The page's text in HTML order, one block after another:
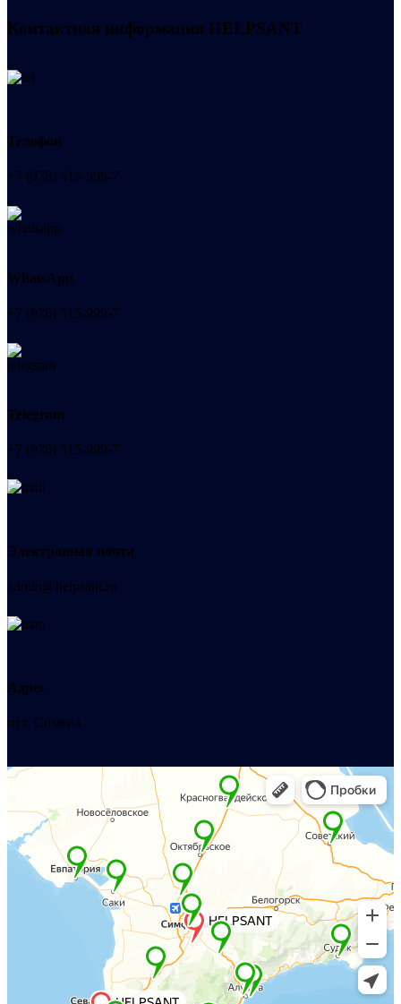
Контактная информация HELPSANT
Телефон
+7 (978) 515-999-7
WhatsApp
+7 (978) 515-999-7
Telegram
+7 (978) 515-999-7
Электронная почта
admin@helpsant.ru
Адрес
пгт. Симеиз